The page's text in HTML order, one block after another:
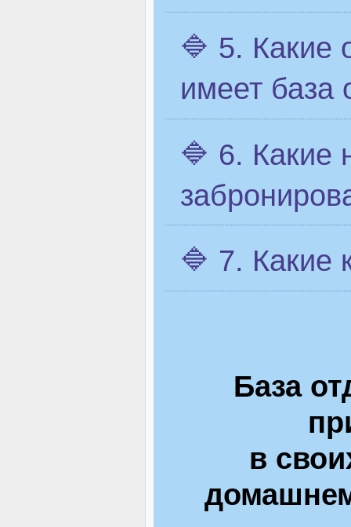
🔷 5. Какие
имеет база
🔷 6. Какие
🔷 7. Какие
База
в